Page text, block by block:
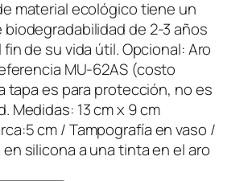
material ecológico tiene un
biodegradabilidad de 2-3 años
de su vida útil. Opcional: Aro
MU-62AS (costo
tapa es para protección, no es
Medidas: 13 cm x 9 cm
cm / Tampografía en vaso /
silicona a una tinta en el aro